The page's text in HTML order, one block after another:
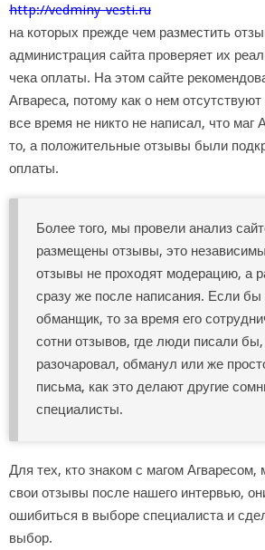
http://vedminy-vesti.ru
на которых прежде чем разместить
администрация сайта проверяет их
чека оплаты. На этом сайте
Агвареса, потому как о нем
все время не никто не написал, что маг
то, а положительные отзывы были
оплаты.
Более того, мы провели анализ
размещены отзывы, это
отзывы не проходят модерацию, а
сразу же после написания. Если
обманщик, то за время его
сотни отзывов, где люди писали бы,
разочаровал, обманул или же
письма, как это делают другие
специалисты.
Для тех, кто знаком с магом
свои отзывы после нашего интервью,
ошибиться в выборе специалиста и
выбор.